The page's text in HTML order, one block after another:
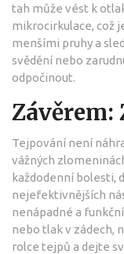
tah může vést k
mikrocirkulace, což
menšími pruhy a
svědění nebo
odpočinout.
Závěrem:
Tejpování není
vážných
každodenní bolesti,
nejefektivnějších
nenápadné a
nebo tlak v zádech,
rolce tejpů a dejte